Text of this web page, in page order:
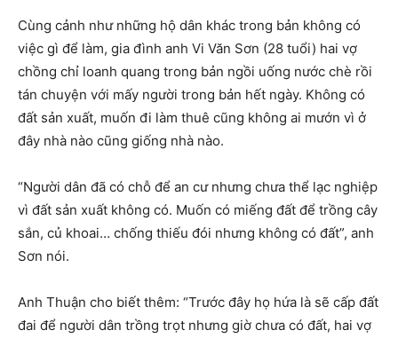
Cùng cảnh như những hộ dân khác trong bản không có
việc gì để làm, gia đình anh Vi Văn Sơn (28 tuổi) hai vợ
chồng chỉ loanh quang trong bản ngồi uống nước chè rồi
tán chuyện với mấy người trong bản hết ngày. Không có
đất sản xuất, muốn đi làm thuê cũng không ai mướn vì ở
đây nhà nào cũng giống nhà nào.
“Người dân đã có chỗ để an cư nhưng chưa thể lạc nghiệp
vì đất sản xuất không có. Muốn có miếng đất để trồng cây
sắn, củ khoai… chống thiếu đói nhưng không có đất”, anh
Sơn nói.
Anh Thuận cho biết thêm: “Trước đây họ hứa là sẽ cấp đất
đai để người dân trồng trọt nhưng giờ chưa có đất, hai vợ